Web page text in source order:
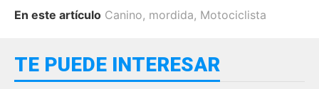
En este artículo Canino, mordida, Motociclista
TE PUEDE INTERESAR